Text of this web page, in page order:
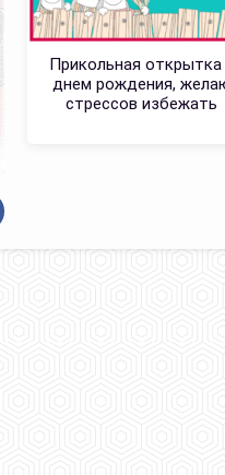
Прикольная открытка
днем рождения,
стрессов избежать